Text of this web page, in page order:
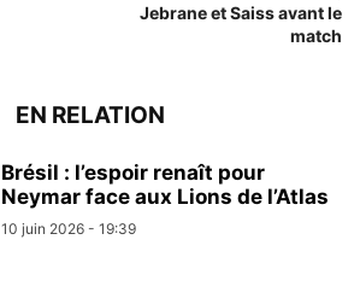
Jebrane et Saiss avant le
match
EN RELATION
Brésil : l’espoir renaît pour
Neymar face aux Lions de l’Atlas
10 juin 2026 - 19:39